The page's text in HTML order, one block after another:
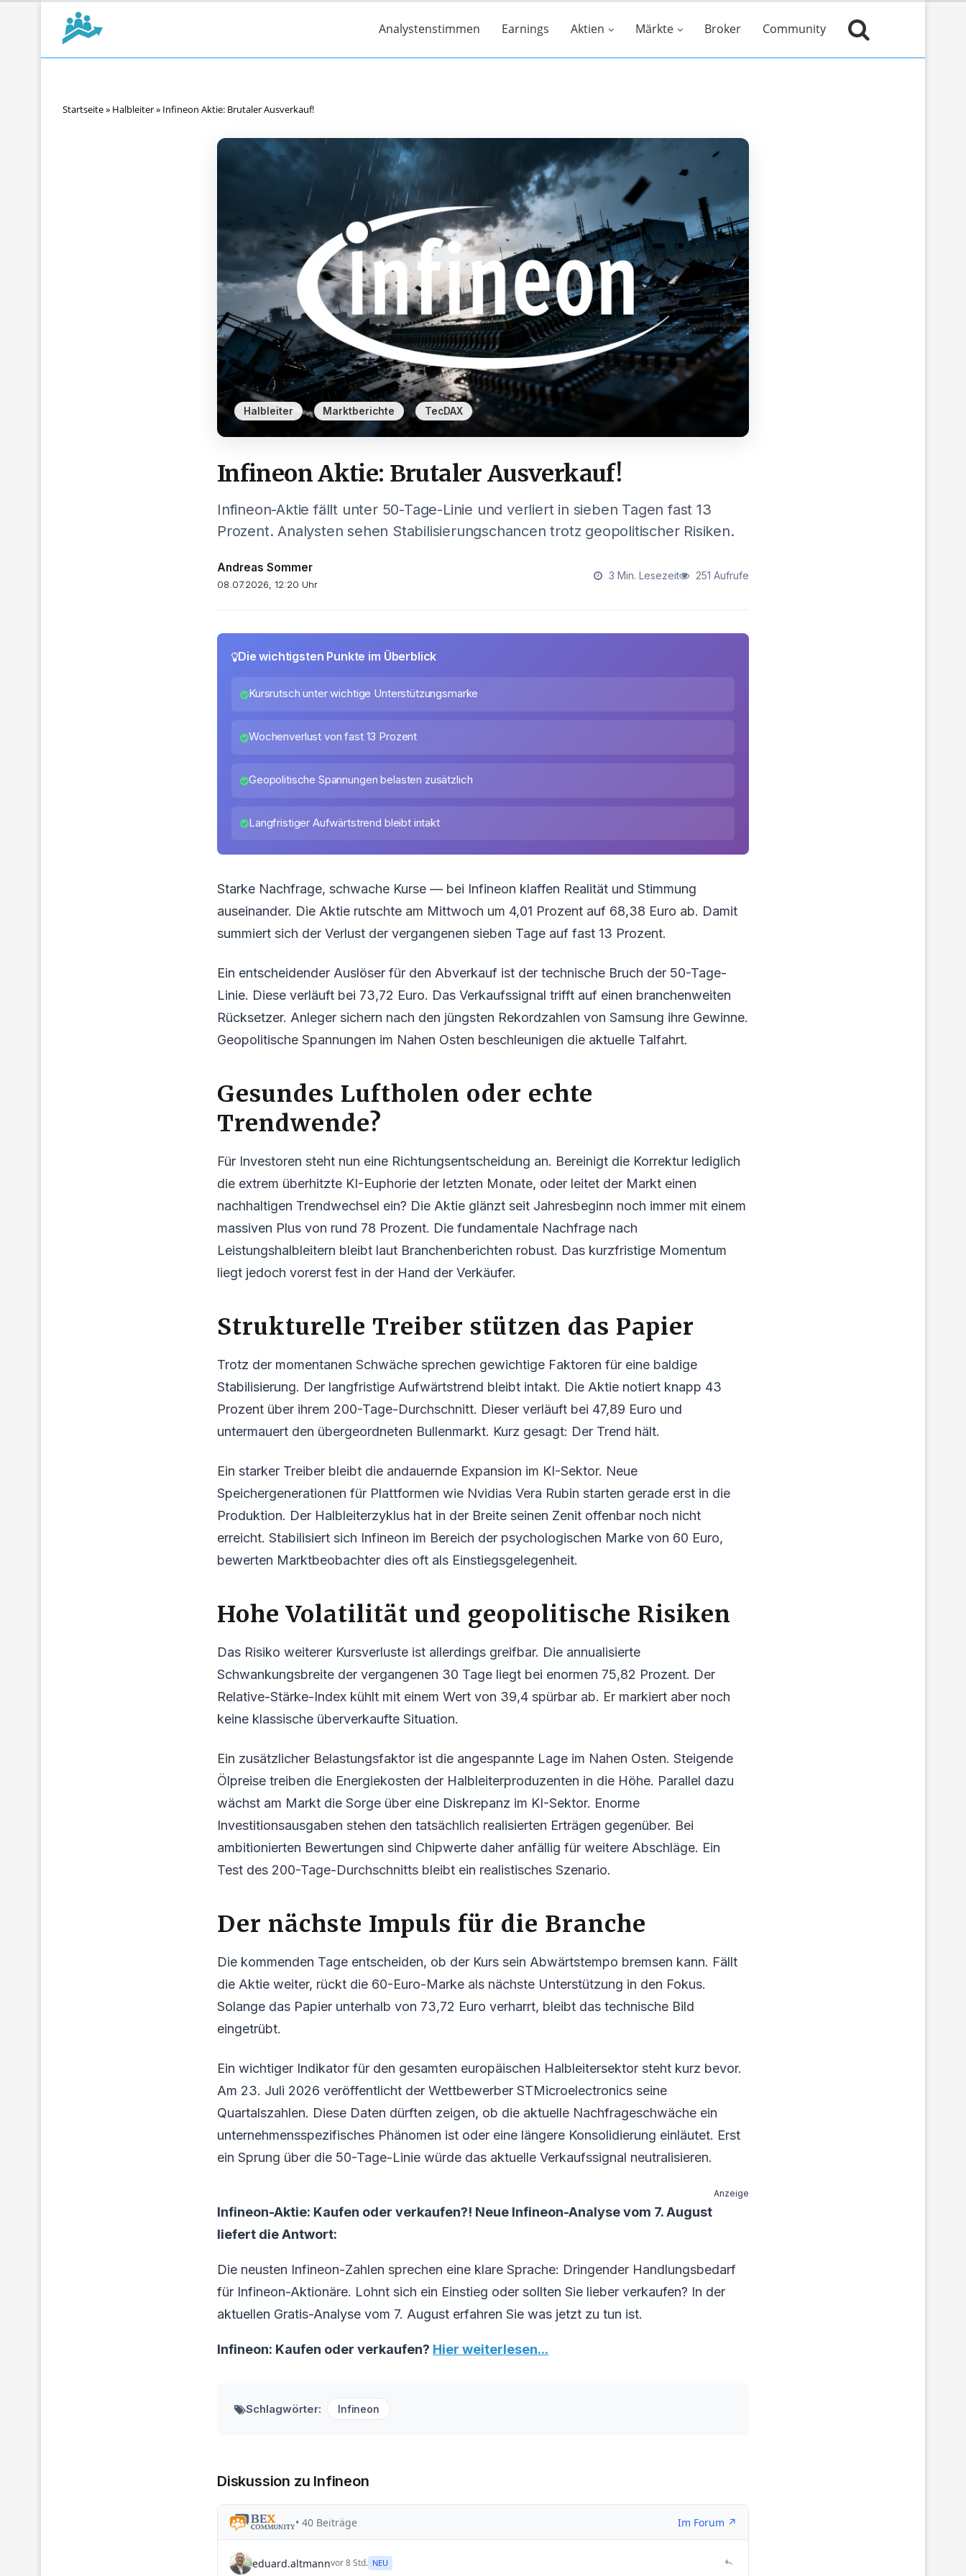
Analystenstimmen Earnings Aktien Märkte Broker Community
Startseite» Halbleiter» Infineon Aktie: Brutaler Ausverkauf!
Halbleiter , Marktberichte , TecDAX
Infineon Aktie: Brutaler Ausverkauf!
Infineon-Aktie fällt unter 50-Tage-Linie und verliert in sieben Tagen fast 13
Prozent. Analysten sehen Stabilisierungschancen trotz geopolitischer Risiken.
Andreas Sommer
08.07.2026, 12:20 Uhr
3 Min. Lesezeit 251 Aufrufe
Die wichtigsten Punkte im Überblick
Kursrutsch unter wichtige Unterstützungsmarke
Wochenverlust von fast 13 Prozent
Geopolitische Spannungen belasten zusätzlich
Langfristiger Aufwärtstrend bleibt intakt
Starke Nachfrage, schwache Kurse — bei Infineon klaffen Realität und Stimmung
auseinander. Die Aktie rutschte am Mittwoch um 4,01 Prozent auf 68,38 Euro ab. Damit
summiert sich der Verlust der vergangenen sieben Tage auf fast 13 Prozent.
Ein entscheidender Auslöser für den Abverkauf ist der technische Bruch der 50-Tage-
Linie. Diese verläuft bei 73,72 Euro. Das Verkaufssignal trifft auf einen branchenweiten
Rücksetzer. Anleger sichern nach den jüngsten Rekordzahlen von Samsung ihre Gewinne.
Geopolitische Spannungen im Nahen Osten beschleunigen die aktuelle Talfahrt.
Gesundes Luftholen oder echte
Trendwende?
Für Investoren steht nun eine Richtungsentscheidung an. Bereinigt die Korrektur lediglich
die extrem überhitzte KI-Euphorie der letzten Monate, oder leitet der Markt einen
nachhaltigen Trendwechsel ein? Die Aktie glänzt seit Jahresbeginn noch immer mit einem
massiven Plus von rund 78 Prozent. Die fundamentale Nachfrage nach
Leistungshalbleitern bleibt laut Branchenberichten robust. Das kurzfristige Momentum
liegt jedoch vorerst fest in der Hand der Verkäufer.
Strukturelle Treiber stützen das Papier
Trotz der momentanen Schwäche sprechen gewichtige Faktoren für eine baldige
Stabilisierung. Der langfristige Aufwärtstrend bleibt intakt. Die Aktie notiert knapp 43
Prozent über ihrem 200-Tage-Durchschnitt. Dieser verläuft bei 47,89 Euro und
untermauert den übergeordneten Bullenmarkt. Kurz gesagt: Der Trend hält.
Ein starker Treiber bleibt die andauernde Expansion im KI-Sektor. Neue
Speichergenerationen für Plattformen wie Nvidias Vera Rubin starten gerade erst in die
Produktion. Der Halbleiterzyklus hat in der Breite seinen Zenit offenbar noch nicht
erreicht. Stabilisiert sich Infineon im Bereich der psychologischen Marke von 60 Euro,
bewerten Marktbeobachter dies oft als Einstiegsgelegenheit.
Hohe Volatilität und geopolitische Risiken
Das Risiko weiterer Kursverluste ist allerdings greifbar. Die annualisierte
Schwankungsbreite der vergangenen 30 Tage liegt bei enormen 75,82 Prozent. Der
Relative-Stärke-Index kühlt mit einem Wert von 39,4 spürbar ab. Er markiert aber noch
keine klassische überverkaufte Situation.
Ein zusätzlicher Belastungsfaktor ist die angespannte Lage im Nahen Osten. Steigende
Ölpreise treiben die Energiekosten der Halbleiterproduzenten in die Höhe. Parallel dazu
wächst am Markt die Sorge über eine Diskrepanz im KI-Sektor. Enorme
Investitionsausgaben stehen den tatsächlich realisierten Erträgen gegenüber. Bei
ambitionierten Bewertungen sind Chipwerte daher anfällig für weitere Abschläge. Ein
Test des 200-Tage-Durchschnitts bleibt ein realistisches Szenario.
Der nächste Impuls für die Branche
Die kommenden Tage entscheiden, ob der Kurs sein Abwärtstempo bremsen kann. Fällt
die Aktie weiter, rückt die 60-Euro-Marke als nächste Unterstützung in den Fokus.
Solange das Papier unterhalb von 73,72 Euro verharrt, bleibt das technische Bild
eingetrübt.
Ein wichtiger Indikator für den gesamten europäischen Halbleitersektor steht kurz bevor.
Am 23. Juli 2026 veröffentlicht der Wettbewerber STMicroelectronics seine
Quartalszahlen. Diese Daten dürften zeigen, ob die aktuelle Nachfrageschwäche ein
unternehmensspezifisches Phänomen ist oder eine längere Konsolidierung einläutet. Erst
ein Sprung über die 50-Tage-Linie würde das aktuelle Verkaufssignal neutralisieren.
Anzeige
Infineon-Aktie: Kaufen oder verkaufen?! Neue Infineon-Analyse vom 7. August
liefert die Antwort:
Die neusten Infineon-Zahlen sprechen eine klare Sprache: Dringender Handlungsbedarf
für Infineon-Aktionäre. Lohnt sich ein Einstieg oder sollten Sie lieber verkaufen? In der
aktuellen Gratis-Analyse vom 7. August erfahren Sie was jetzt zu tun ist.
Infineon: Kaufen oder verkaufen? Hier weiterlesen...
Schlagwörter: Infineon
Diskussion zu Infineon